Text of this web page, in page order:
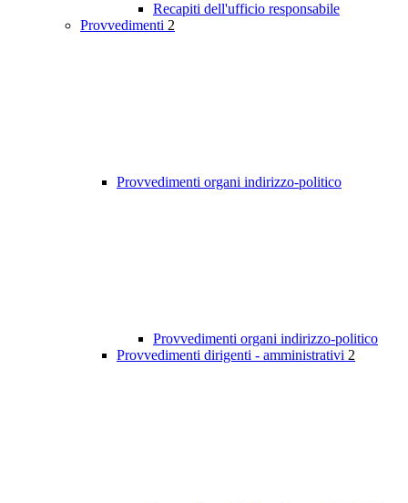
Recapiti dell'ufficio responsabile
Provvedimenti 2
Provvedimenti organi indirizzo-politico
Provvedimenti organi indirizzo-politico
Provvedimenti dirigenti - amministrativi 2